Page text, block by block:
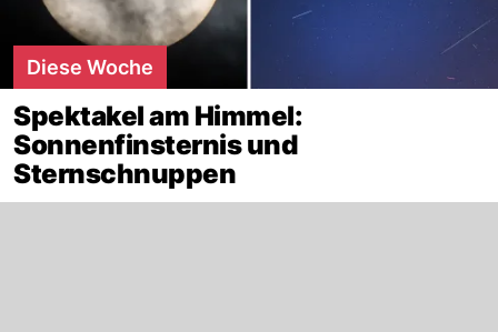
Diese Woche
Spektakel am Himmel:
Sonnenfinsternis und
Sternschnuppen